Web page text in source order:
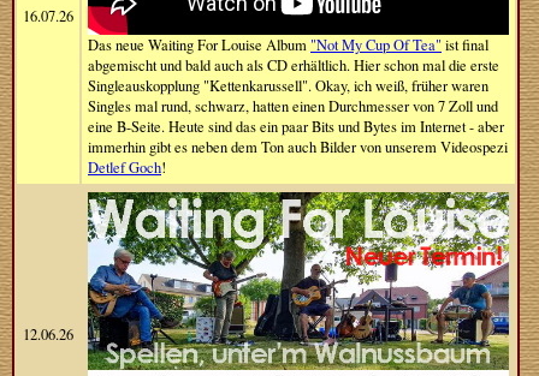
16.07.26
Das neue Waiting For Louise Album "Not My Cup Of Tea" ist final
abgemischt und bald auch als CD erhältlich. Hier schon mal die erste
Singleauskopplung "Kettenkarussell". Okay, ich weiß, früher waren
Singles mal rund, schwarz, hatten einen Durchmesser von 7 Zoll und
eine B-Seite. Heute sind das ein paar Bits und Bytes im Internet - aber
immerhin gibt es neben dem Ton auch Bilder von unserem Videospezi
Detlef Goch!
12.06.26